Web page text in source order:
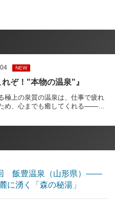
NEW
ぞ！"本物の温泉"』
極上の泉質の温泉は、仕事で疲れ
め、心までも癒してくれる───月
に”本物の温泉”を厳選して紹介す
飯豊温泉（山形県）――
に湧く「森の秘湯」